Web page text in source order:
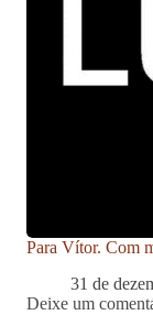
Para Vítor. Com
31 de
Deixe um